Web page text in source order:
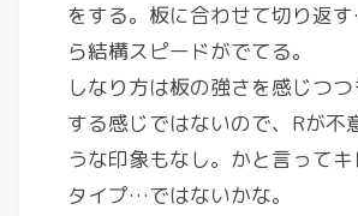
をする。板に合わせて切り返
ら結構スピードがでてる。
しなり方は板の強さを感じつ
する感じではないので、Rが不
うな印象もなし。かと言って
タイプ…ではないかな。